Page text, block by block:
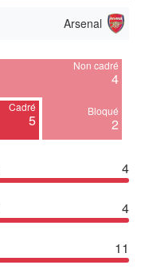
Arsenal
Cadré
5
Non cadré
4
Bloqué
2
4
4
11